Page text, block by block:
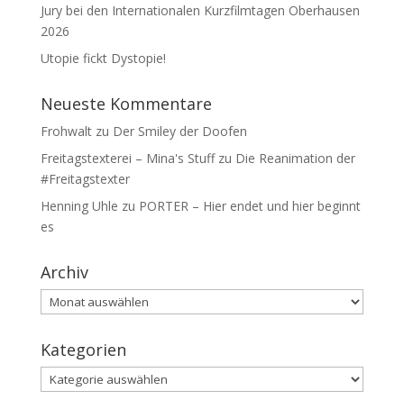
Jury bei den Internationalen Kurzfilmtagen Oberhausen
2026
Utopie fickt Dystopie!
Neueste Kommentare
Frohwaltzu Der Smiley der Doofen
Freitagstexterei – Mina's Stuffzu Die Reanimation der
#Freitagstexter
Henning Uhle zu PORTER – Hier endet und hier beginnt
es
Archiv
Archiv
Kategorien
Kategorien